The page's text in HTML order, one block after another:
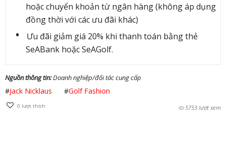
hoặc chuyển khoản từ ngân hàng (không áp dụng
đồng thời với các ưu đãi khác)
Ưu đãi giảm giá 20% khi thanh toán bằng thẻ
SeABank hoặc SeAGolf.
Nguồn thông tin:Doanh nghiệp/đối tác cung cấp
#Jack Nicklaus #Golf Fashion
0 lượt thích 5753 lượt xem